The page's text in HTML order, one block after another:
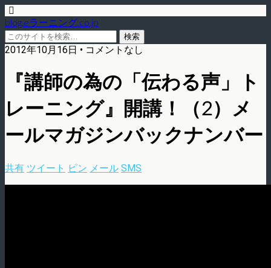
blog.eラーニング.co.jp
2012年10月16日 • コメントなし
『講師の為の「伝わる声」ト
レーニング』開講！（2）メ
ールマガジンバックナンバー
共有 ツイート ピン メール SMS